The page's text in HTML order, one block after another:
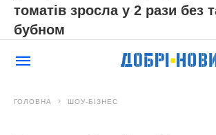
томатів зросла у 2 рази без
бубном